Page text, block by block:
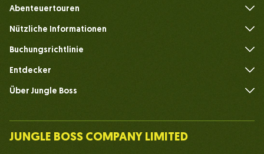
Abenteuertouren
Nützliche Informationen
Buchungsrichtlinie
Entdecker
Über Jungle Boss
Unser Team
JUNGLE BOSS COMPANY LIMITED